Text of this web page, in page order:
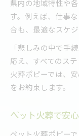
県内の地域特性や
す。例えば、仕事
合も、最適なスケ
「悲しみの中で手
応え、すべてのス
火葬ポピーでは、
をお約束します。
ペット火葬で安
ペット火葬ポピー